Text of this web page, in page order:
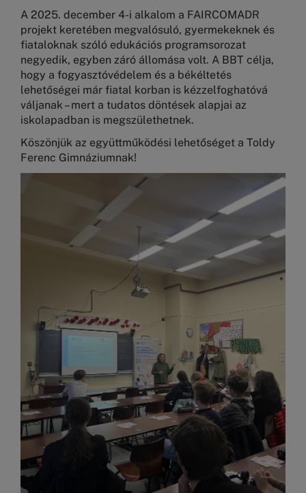
A 2025. december 4-i alkalom a FAIRCOMADR
projekt keretében megvalósuló, gyermekeknek és
fiataloknak szóló edukációs programsorozat
negyedik, egyben záró állomása volt. A BBT célja,
hogy a fogyasztóvédelem és a békéltetés
lehetőségei már fiatal korban is kézzelfoghatóvá
váljanak – mert a tudatos döntések alapjai az
iskolapadban is megszülethetnek.
Köszönjük az együttműködési lehetőséget a Toldy
Ferenc Gimnáziumnak!